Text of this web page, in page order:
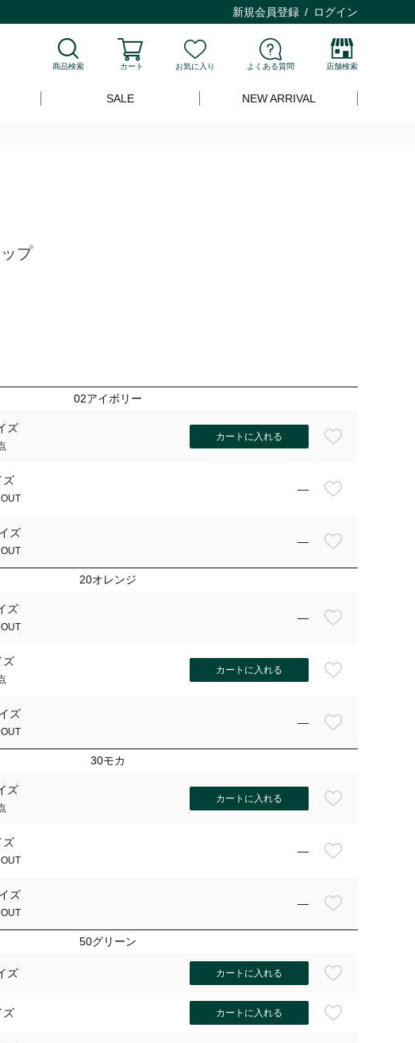
新規会員登録 ログイン
商品検索 カート お気に入り よくある質問 店舗検索
SALE NEW ARRIVAL
ンジ
プ
02アイボリー
ズ
カートに入れる
ズ
—
ズ
—
20オレンジ
ズ
—
ズ
カートに入れる
ズ
—
30モカ
ズ
カートに入れる
ズ
—
ズ
—
50グリーン
ズ カートに入れる
ズ カートに入れる